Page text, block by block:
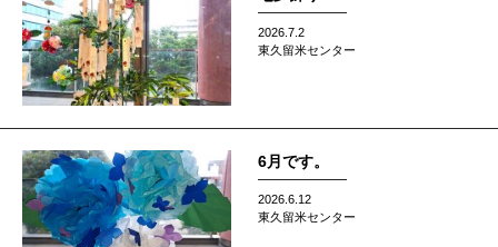
2026.7.2
東久留米センター
6月です。
2026.6.12
東久留米センター